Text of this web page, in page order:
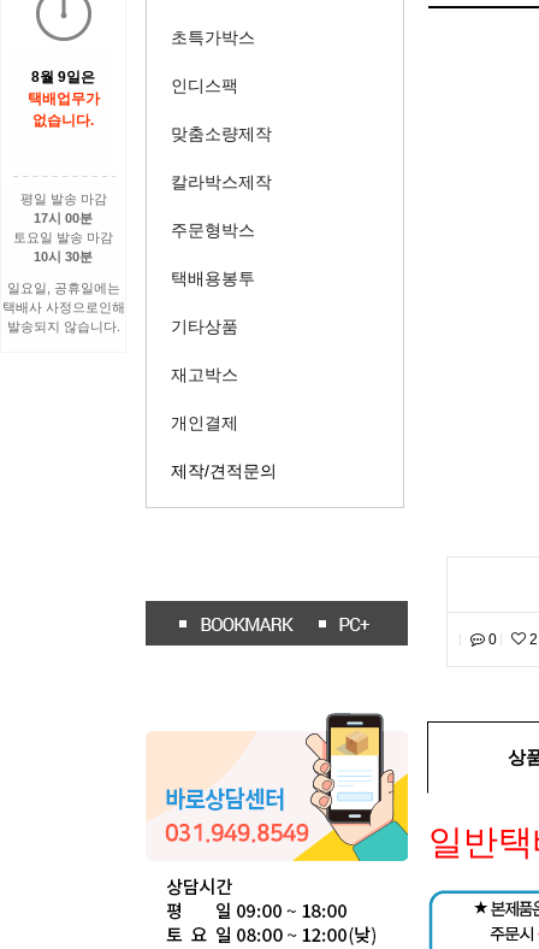
8월 9일은
택배업무가
없습니다.
평일 발송 마감
17시 00분
토요일 발송 마감
10시 30분
일요일, 공휴일에는
택배사 사정으로인해
발송되지 않습니다.
초특가박스
인디스팩
맞춤소량제작
칼라박스제작
주문형박스
택배용봉투
기타상품
재고박스
개인결제
제작/견적문의
0 2
상
일반